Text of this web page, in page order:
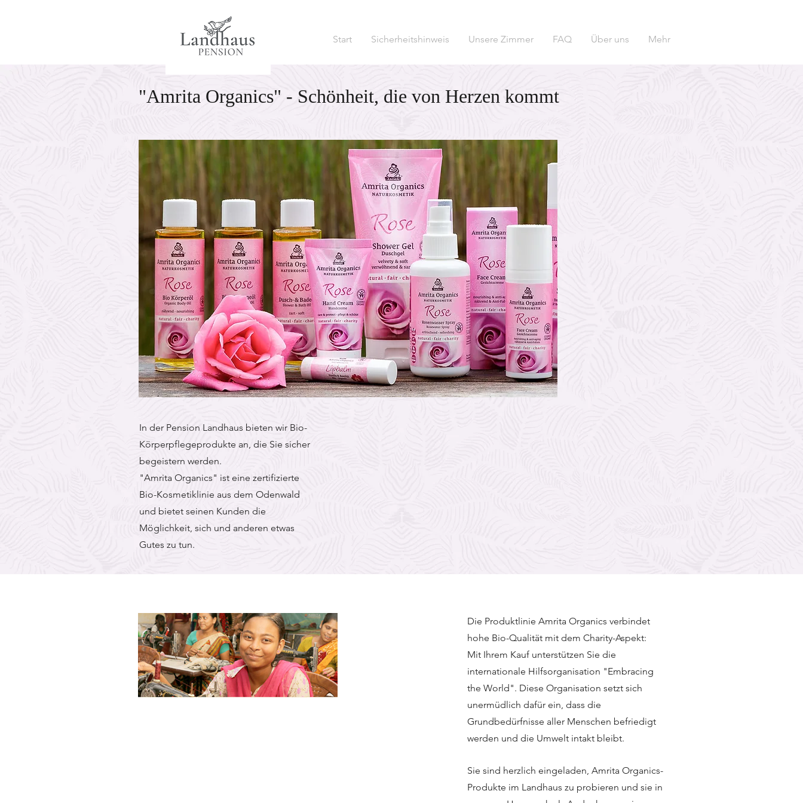
Start Sicherheitshinweis Unsere Zimmer FAQ Über uns Mehr
"Amrita Organics" - Schönheit, die von Herzen kommt
In der Pension Landhaus bieten wir Bio-
Körperpflegeprodukte an, die Sie sicher
begeistern werden.
"Amrita Organics" ist eine zertifizierte
Bio-Kosmetiklinie aus dem Odenwald
und bietet seinen Kunden die
Möglichkeit, sich und anderen etwas
Gutes zu tun.
Die Produktlinie Amrita Organics verbindet
hohe Bio-Qualität mit dem Charity-Aspekt:
Mit Ihrem Kauf unterstützen Sie die
internationale Hilfsorganisation "Embracing
the World". Diese Organisation setzt sich
unermüdlich dafür ein, dass die
Grundbedürfnisse aller Menschen befriedigt
werden und die Umwelt intakt bleibt.
Sie sind herzlich eingeladen, Amrita Organics-
Produkte im Landhaus zu probieren und sie in